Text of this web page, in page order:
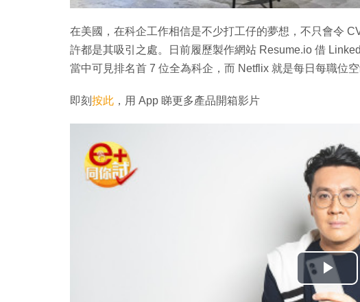
在美國，在科企工作相信是不少打工仔的夢想，不只會令
許都是其吸引之處。日前履歷製作網站 Resume.io 借
當中可見排名首 7 位全為科企，而 Netflix 就是每日每職位
即刻 按此 ，用 App 睇更多產品開箱影片
播